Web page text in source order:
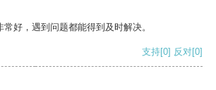
好，遇到问题都能得到及时解决。
支持[0] 反对[0]